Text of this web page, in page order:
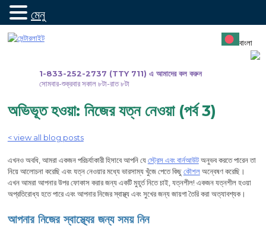
যান
1-833-252-2737 (TTY 711) এ আমাদের কল করুন
সোমবার-শুক্রবার সকাল ৮টা-রাত ৮টা
বাংলা
অভিভূত হওয়া: নিজের যত্ন নেওয়া (পর্ব 3)
< view all blog posts
এখনও অবধি, আমরা একজন পরিচর্যাকারী হিসাবে আপনি যে স্ট্রেস এবং বার্নআউটঅনুভব করতে পারেন তা
নিয়ে আলোচনা করেছি এবং যত্ন নেওয়ার মধ্যে ভারসাম্য খুঁজে পেতে কিছু কৌশলঅন্বেষণ করেছি।
এখন আমরা আপনার উপর ফোকাস করার জন্য একটি মুহূর্ত নিতে চাই, যত্নশীল! একজন যত্নশীল হওয়া
অপ্রতিরোধ্য হতে পারে এবং আপনার নিজের স্বাস্থ্য এবং সুখের জন্য জায়গা তৈরি করা অত্যাবশ্যক।
আপনার নিজের স্বাস্থ্যের জন্য সময় নিন
মেনু